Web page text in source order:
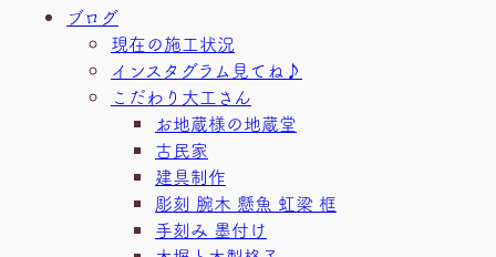
ブログ
現在の施工状況
インスタグラム見てね♪
こだわり大工さん
お地蔵様の地蔵堂
古民家
建具制作
彫刻 腕木 懸魚 虹梁 框
手刻み 墨付け